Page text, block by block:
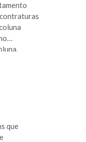
Città®
você tiver
de
tempo.
que